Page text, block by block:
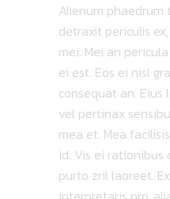
Alienum phaedrum
detraxit periculis
mei. Mei an
ei est. Eos ei nisl
consequat an.
vel pertinax
mea et. Mea
id. Vis ei rationibus
purto zril laoreet.